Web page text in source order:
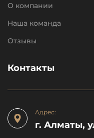
О компании
Наша команда
Отзывы
Контакты
Адрес:
г. Алматы,